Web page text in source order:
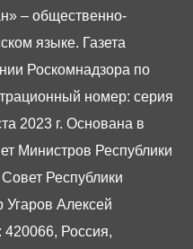
– общественно-
языке. Газета
Роскомнадзора по
номер: серия
2023 г. Основана в
Министров Республики
Республики
Угаров Алексей
420066, Россия,